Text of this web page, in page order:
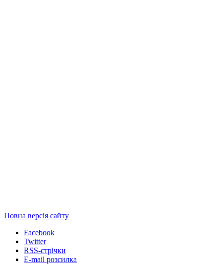
Повна версія сайту
Facebook
Twitter
RSS-стрічки
E-mail розсилка